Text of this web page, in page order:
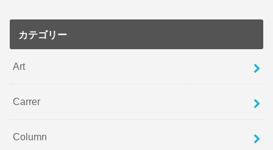
カテゴリー
Art
Carrer
Column